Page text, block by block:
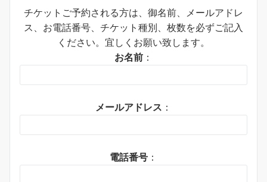
チケットご予約される方は、御名前、メールアドレ
ス、お電話番号、チケット種別、枚数を必ずご記入
ください。宜しくお願い致します。
お名前 ：
メールアドレス ：
電話番号 ：